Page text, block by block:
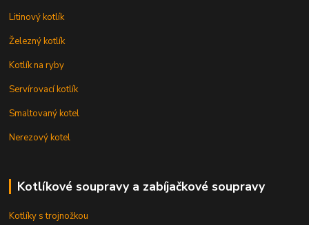
Litinový kotlík
Železný kotlík
Kotlík na ryby
Servírovací kotlík
Smaltovaný kotel
Nerezový kotel
Kotlíkové soupravy a zabíjačkové soupravy
Kotlíky s trojnožkou